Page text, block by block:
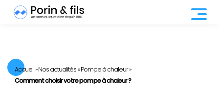
Accueil»Nos actualités»Pompe à chaleur»
Comment choisir votre pompe à chaleur ?